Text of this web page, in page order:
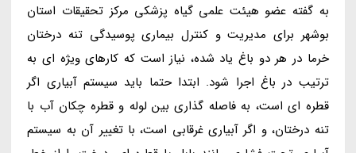
به گفته عضو هیئت علمی گیاه پزشکی مرکز تحقیقات استان
بوشهر برای مدیریت و کنترل بیماری پوسیدگی تنه درختان
خرما در هر دو باغ یاد شده، نیاز است که کارهای ویژه ای به
ترتیب در باغ اجرا شود. ابتدا حتما باید سیستم آبیاری اگر
قطره ای است، به فاصله گذاری بین لوله و قطره چکان آب با
تنه درختان، و اگر آبیاری غرقابی است، با تغییر آن به سیستم